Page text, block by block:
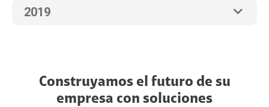
2019
Construyamos el futuro de su
empresa con soluciones